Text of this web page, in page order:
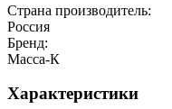
Страна производитель:
Россия
Бренд:
Масса-К
Характеристики